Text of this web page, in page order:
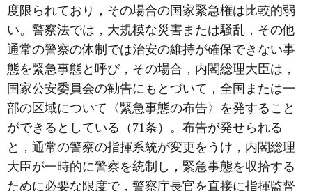
度限られており，その場合の国家緊急権は比較的弱
い。警察法では，大規模な災害または騒乱，その他
通常の警察の体制では治安の維持が確保できない事
態を緊急事態と呼び，その場合，内閣総理大臣は，
国家公安委員会の勧告にもとづいて，全国または一
部の区域について〈緊急事態の布告〉を発すること
ができるとしている（71条）。布告が発せられる
と，通常の警察の指揮系統が変更をうけ，内閣総理
大臣が一時的に警察を統制し，緊急事態を収拾する
ために必要な限度で，警察庁長官を直接に指揮監督